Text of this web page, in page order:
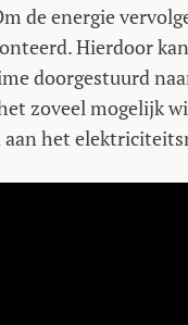
de energie
Hierdoor
doorgestuurd
zoveel mogelijk
aan het